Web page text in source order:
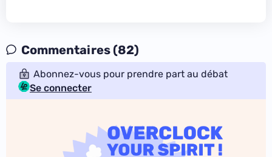
Commentaires (82)
Abonnez-vous pour prendre part au débat
Se connecter